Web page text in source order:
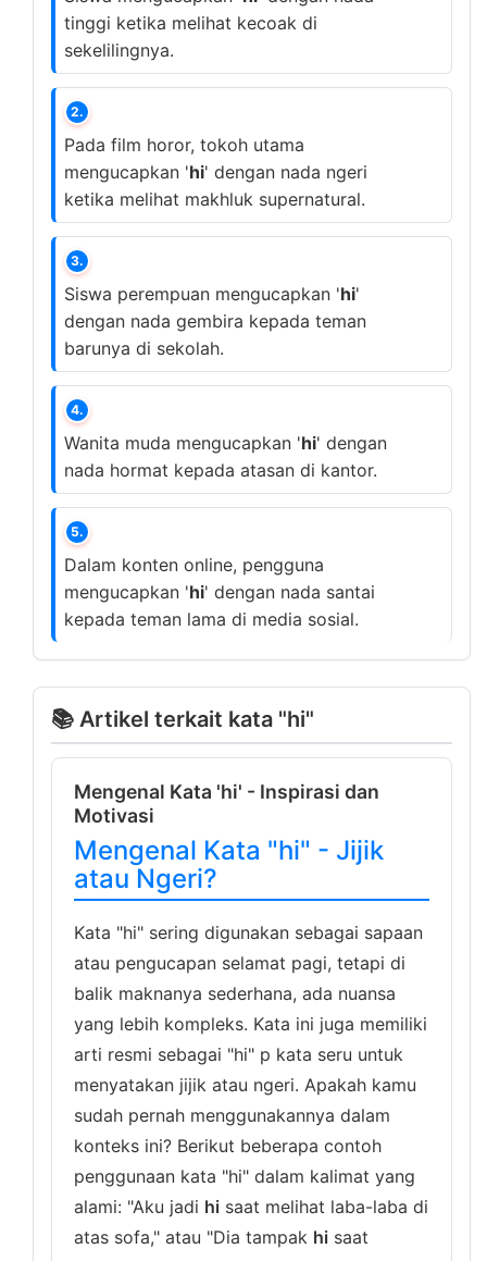
tinggi ketika melihat kecoak di
sekelilingnya.
2.
Pada film horor, tokoh utama
mengucapkan 'hi' dengan nada ngeri
ketika melihat makhluk supernatural.
3.
Siswa perempuan mengucapkan 'hi'
dengan nada gembira kepada teman
barunya di sekolah.
4.
Wanita muda mengucapkan 'hi' dengan
nada hormat kepada atasan di kantor.
5.
Dalam konten online, pengguna
mengucapkan 'hi' dengan nada santai
kepada teman lama di media sosial.
📚 Artikel terkait kata "hi"
Mengenal Kata 'hi' - Inspirasi dan
Motivasi
Mengenal Kata "hi" - Jijik
atau Ngeri?
Kata "hi" sering digunakan sebagai sapaan
atau pengucapan selamat pagi, tetapi di
balik maknanya sederhana, ada nuansa
yang lebih kompleks. Kata ini juga memiliki
arti resmi sebagai "hi" p kata seru untuk
menyatakan jijik atau ngeri. Apakah kamu
sudah pernah menggunakannya dalam
konteks ini? Berikut beberapa contoh
penggunaan kata "hi" dalam kalimat yang
alami: "Aku jadi hi saat melihat laba-laba di
atas sofa," atau "Dia tampak hi saat